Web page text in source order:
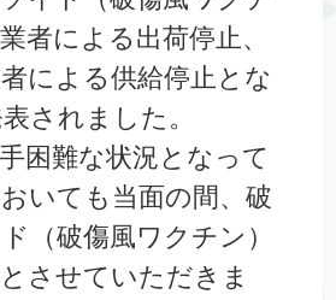
者による出荷停止、
による供給停止とな
されました。
困難な状況となって
いても当面の間、破
（破傷風ワクチン）
させていただきま